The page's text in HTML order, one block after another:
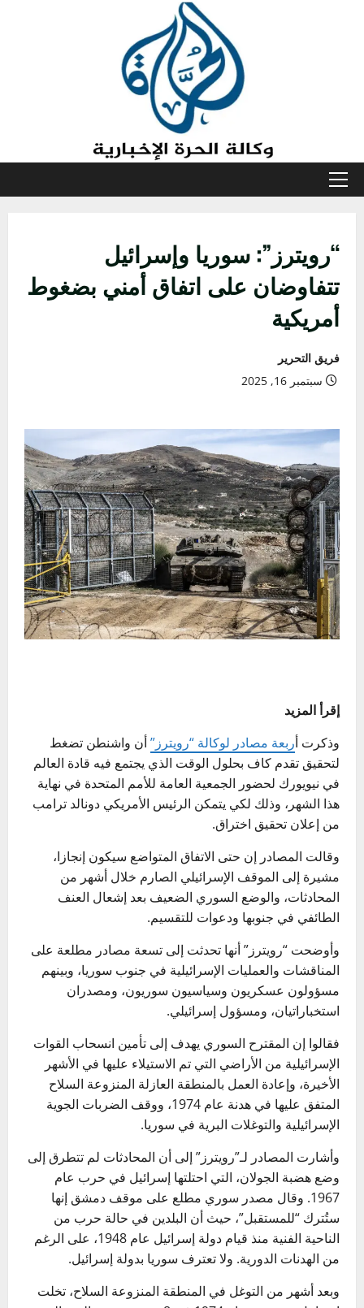
القائمة
“رويترز”: سوريا وإسرائيل
تتفاوضان على اتفاق أمني بضغوط
أمريكية
فريق التحرير
سبتمبر 16, 2025
إقرأ المزيد
وذكرت أربعة مصادر لوكالة “رويترز”أن واشنطن تضغط
لتحقيق تقدم كاف بحلول الوقت الذي يجتمع فيه قادة العالم
في نيويورك لحضور الجمعية العامة للأمم المتحدة في نهاية
هذا الشهر، وذلك لكي يتمكن الرئيس الأمريكي دونالد ترامب
من إعلان تحقيق اختراق.
وقالت المصادر إن حتى الاتفاق المتواضع سيكون إنجازا،
مشيرة إلى الموقف الإسرائيلي الصارم خلال أشهر من
المحادثات، والوضع السوري الضعيف بعد إشعال العنف
الطائفي في جنوبها ودعوات للتقسيم.
وأوضحت “رويترز” أنها تحدثت إلى تسعة مصادر مطلعة على
المناقشات والعمليات الإسرائيلية في جنوب سوريا، وبينهم
مسؤولون عسكريون وسياسيون سوريون، ومصدران
استخباراتيان، ومسؤول إسرائيلي.
فقالوا إن المقترح السوري يهدف إلى تأمين انسحاب القوات
الإسرائيلية من الأراضي التي تم الاستيلاء عليها في الأشهر
الأخيرة، وإعادة العمل بالمنطقة العازلة المنزوعة السلاح
المتفق عليها في هدنة عام 1974، ووقف الضربات الجوية
الإسرائيلية والتوغلات البرية في سوريا.
وأشارت المصادر لـ”رويترز” إلى أن المحادثات لم تتطرق إلى
وضع هضبة الجولان، التي احتلتها إسرائيل في حرب عام
1967. وقال مصدر سوري مطلع على موقف دمشق إنها
ستُترك “للمستقبل”، حيث أن البلدين في حالة حرب من
الناحية الفنية منذ قيام دولة إسرائيل عام 1948، على الرغم
من الهدنات الدورية. ولا تعترف سوريا بدولة إسرائيل.
وبعد أشهر من التوغل في المنطقة المنزوعة السلاح، تخلت